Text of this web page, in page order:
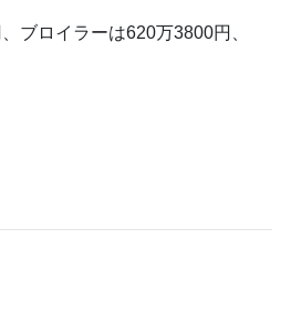
ブロイラーは620万3800円、